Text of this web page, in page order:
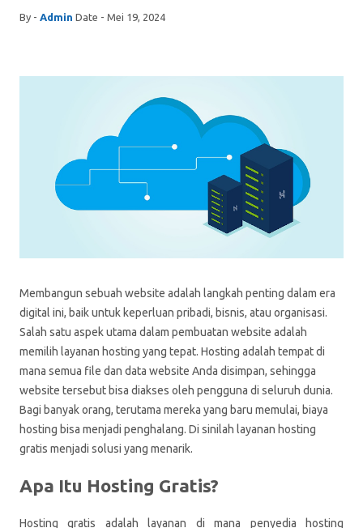
By - Admin Date - Mei 19, 2024
Membangun sebuah website adalah langkah penting dalam era
digital ini, baik untuk keperluan pribadi, bisnis, atau organisasi.
Salah satu aspek utama dalam pembuatan website adalah
memilih layanan hosting yang tepat. Hosting adalah tempat di
mana semua file dan data website Anda disimpan, sehingga
website tersebut bisa diakses oleh pengguna di seluruh dunia.
Bagi banyak orang, terutama mereka yang baru memulai, biaya
hosting bisa menjadi penghalang. Di sinilah layanan hosting
gratis menjadi solusi yang menarik.
Apa Itu Hosting Gratis?
Hosting gratis adalah layanan di mana penyedia hosting